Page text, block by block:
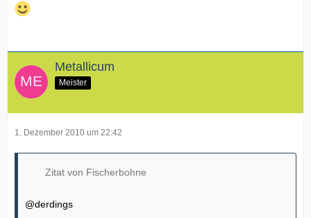
Metallicum
Meister
1. Dezember 2010 um 22:42
Zitat von Fischerbohne
@derdings